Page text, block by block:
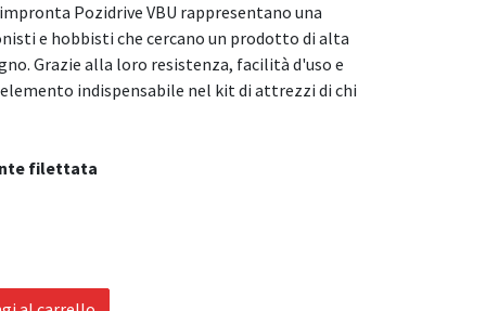
Pozidrive VBU rappresentano una
e hobbisti che cercano un prodotto di alta
Grazie alla loro resistenza, facilità d'uso e
indispensabile nel kit di attrezzi di chi
filettata